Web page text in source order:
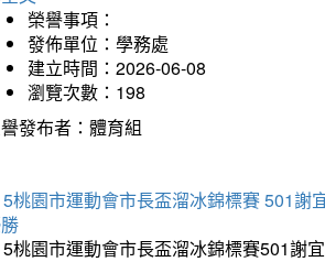
榮譽事項：
發佈單位：學務處
建立時間：2026-06-08
瀏覽次數：198
發布者：體育組
桃園市運動會市長盃溜冰錦標賽 501謝
桃園市運動會市長盃溜冰錦標賽501謝